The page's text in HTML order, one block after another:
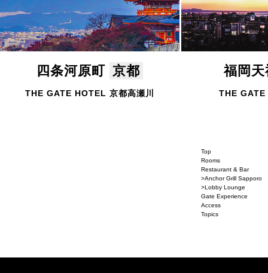
四条河原町 京都
THE GATE HOTEL 京都高瀬川
福岡
THE
Top
Rooms
Restaurant & Bar
>Anchor Grill Sapporo
>Lobby Lounge
Gate Experience
Access
Topics